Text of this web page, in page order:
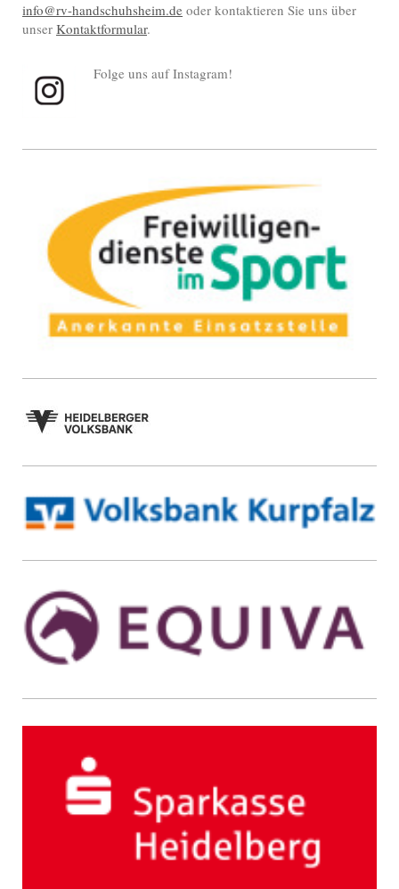
info@rv-handschuhsheim.de oder kontaktieren Sie uns über
unser Kontaktformular.
Folge uns auf Instagram!